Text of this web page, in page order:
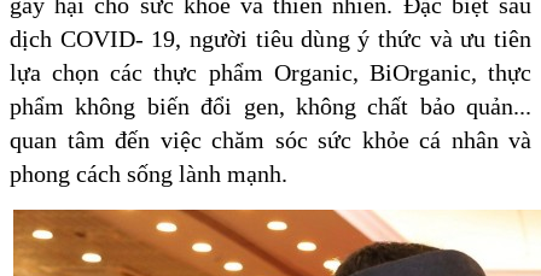
dịch COVID- 19, người tiêu dùng ý thức và ưu tiên
lựa chọn các thực phẩm Organic, BiOrganic, thực
phẩm không biến đổi gen, không chất bảo quản...
quan tâm đến việc chăm sóc sức khỏe cá nhân và
phong cách sống lành mạnh.